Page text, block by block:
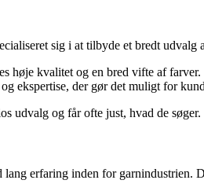
sig i at tilbyde et bredt
høje kvalitet og en bred vifte af
ekspertise, der gør det muligt for
udvalg og får ofte just, hvad de
erfaring inden for garnindustrien.